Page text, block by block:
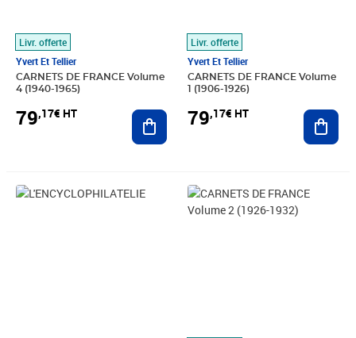
Livr. offerte
Yvert Et Tellier
CARNETS DE FRANCE Volume
4 (1940-1965)
79,17€ HT Ajouter au panier
Livr. offerte
Yvert Et Tellier
CARNETS DE FRANCE Volume
1 (1906-1926)
79,17€ HT
Prix 18,86€ HT Prix 79,17€ HT